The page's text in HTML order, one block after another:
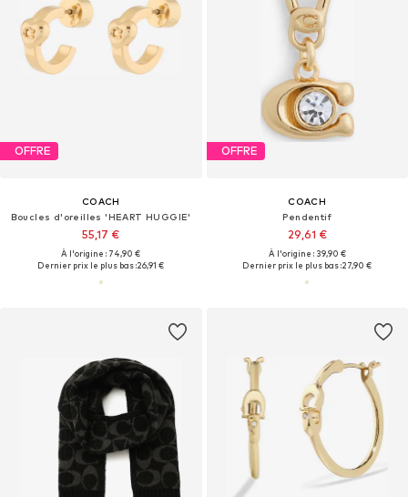
OFFRE
COACH
Boucles d'oreilles 'HEART HUGGIE'
55,17 €
À l'origine : 74,90 €
Dernier prix le plus bas :26,91 €
OFFRE
COACH
Pendentif
29,61 €
À l'origine : 39,90 €
Dernier prix le plus bas :27,90 €